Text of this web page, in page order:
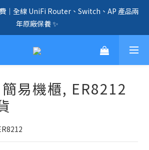
費、購物滿 HK$1000，即享免運優惠！
SSD、HDD、UPS 除外）🛍️
｜全線 UniFi Router、Switch、AP 產品兩
年原廠保養 ✨
費｜提供客製化中、小、大型企業網絡、儲
費、購物滿 HK$1000，即享免運優惠！
、HDD、UPS 除外）🛍️
易機櫃, ER8212